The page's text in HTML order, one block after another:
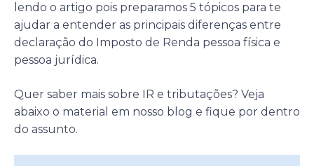
lendo o artigo pois preparamos 5 tópicos para te
ajudar a entender as principais diferenças entre
declaração do Imposto de Renda pessoa física e
pessoa jurídica.
Quer saber mais sobre IR e tributações? Veja
abaixo o material em nosso blog e fique por dentro
do assunto.